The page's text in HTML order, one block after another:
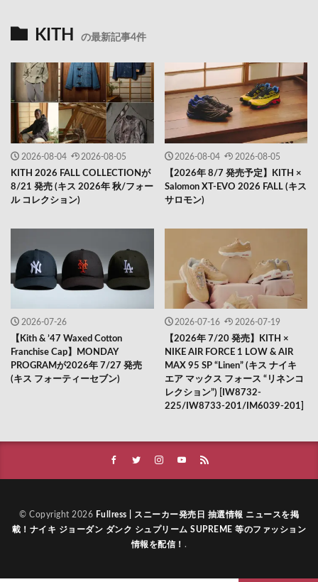
KITH の最新記事4件
2026-08-04 2026-08-05
KITH 2026 FALL COLLECTIONが
8/21 発売 (キス 2026年 秋/フォー
ル コレクション)
2026-08-04 2026-08-05
【2026年 8/7 発売予定】KITH ×
Salomon XT-EVO 2026 FALL (キス
サロモン)
2026-07-26
【Kith & ’47 Waxed Cotton
Franchise Cap】MONDAY
PROGRAMが2026年 7/27 発売
(キス フォーティーセブン)
2026-07-16 2026-07-19
【2026年 7/20 発売】KITH ×
NIKE AIR FORCE 1 LOW & AIR
MAX 95 SP “Linen” (キス ナイキ
エア マックス フォース “リネンコ
レクション”) [IW8732-
225/IW8733-201/IM6039-201]
© Copyright 2026 Fullress | スニーカー発売日 抽選情報 ニュースを掲
載！ナイキ ジョーダン ダンク シュプリーム SUPREME 等のファッション
情報を配信！ .